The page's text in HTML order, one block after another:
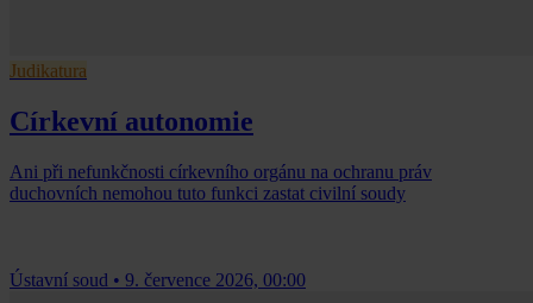
Judikatura
Církevní autonomie
Ani při nefunkčnosti církevního orgánu na ochranu práv
duchovních nemohou tuto funkci zastat civilní soudy
Ústavní soud • 9. července 2026, 00:00